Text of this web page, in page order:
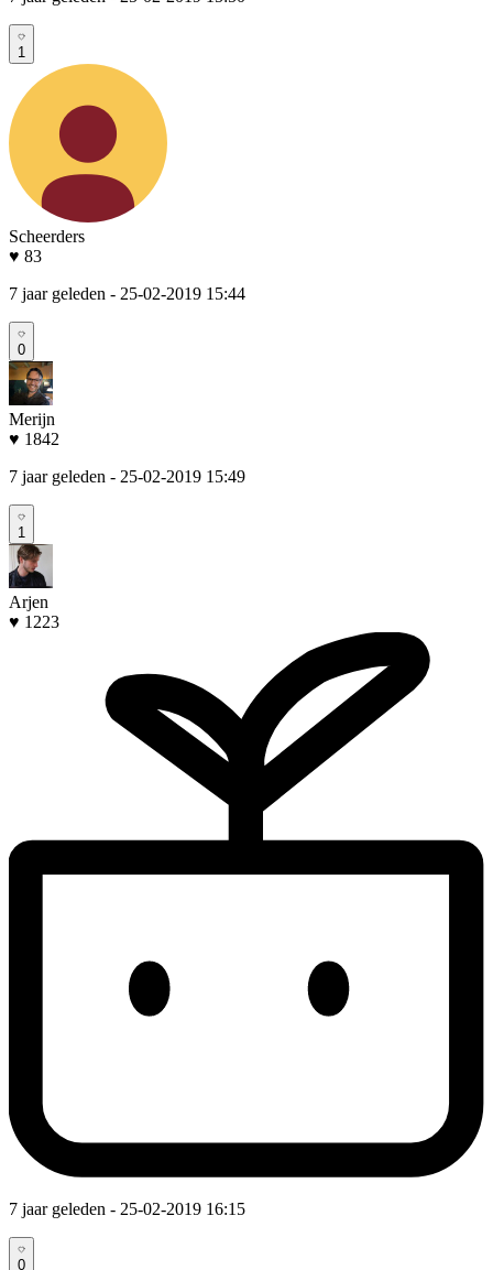
1
Scheerders
♥ 83
7 jaar geleden - 25-02-2019 15:44
0
Merijn
♥ 1842
7 jaar geleden - 25-02-2019 15:49
1
Arjen
♥ 1223
7 jaar geleden - 25-02-2019 16:15
0